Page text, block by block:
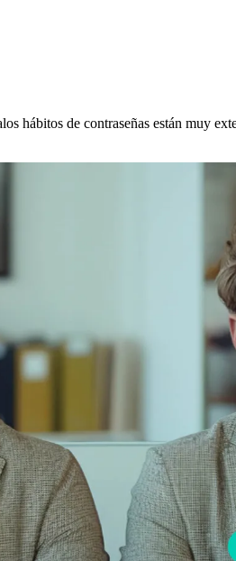
hábitos de contraseñas están muy